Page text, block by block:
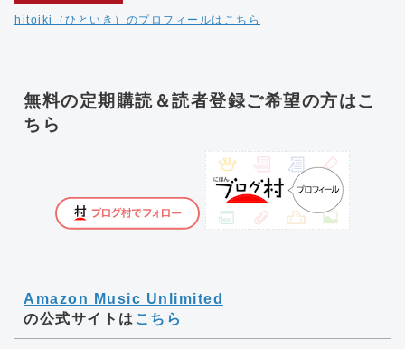
hitoiki（ひといき）のプロフィールはこちら
無料の定期購読＆読者登録ご希望の方はこ
ちら
Amazon Music Unlimited
の公式サイトは こちら